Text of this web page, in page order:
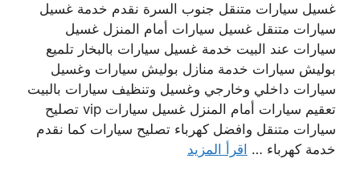
غسيل سيارات متنقل جنوب السرة نقدم خدمة غسيل
سيارات متنقل غسيل سيارات أمام المنزل غسيل
سيارات عند البيت خدمة غسيل سيارات بالبخار تلميع
بوليش سيارات خدمة منازل بوليش سيارات وغسيل
سيارات داخلي وخارجي وغسيل وتنظيف سيارات بالبيت
تعقيم سيارات أمام المنزل غسيل سيارات vip تصليح
سيارات متنقل وافضل كهرباء تصليح سيارات كما نقدم
خدمة كهرباء … اقرأ المزيد